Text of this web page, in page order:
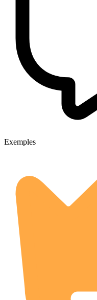
Exemples